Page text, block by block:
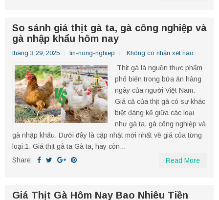
So sánh giá thịt gà ta, gà công nghiệp và
gà nhập khẩu hôm nay
tháng 3 29, 2025 tin-nong-nghiep Không có nhận xét nào
Thịt gà là nguồn thực phẩm
phổ biến trong bữa ăn hàng
ngày của người Việt Nam.
Giá cả của thịt gà có sự khác
biệt đáng kể giữa các loại
như gà ta, gà công nghiệp và
gà nhập khẩu. Dưới đây là cập nhật mới nhất về giá của từng
loại:​ 1. Giá thịt gà ta Gà ta, hay còn...
Share:
Read More
Giá Thịt Gà Hôm Nay Bao Nhiêu Tiền